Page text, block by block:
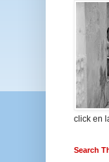
click en
Search